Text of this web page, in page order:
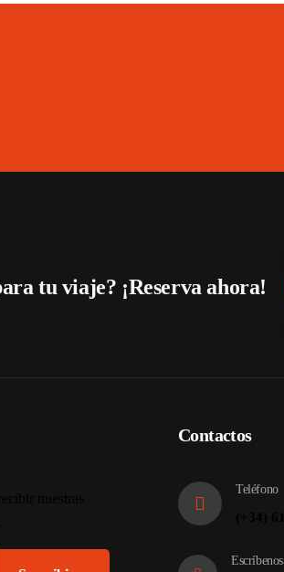
tu viaje? ¡Reserva ahora!
Contactos
Teléfono
Escríbenos